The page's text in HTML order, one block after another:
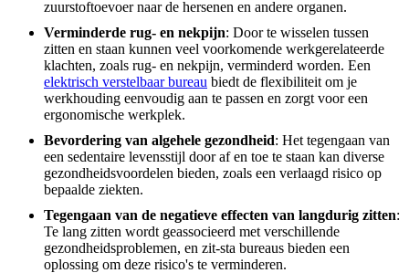
zuurstoftoevoer naar de hersenen en andere organen.
Verminderde rug- en nekpijn: Door te wisselen tussen
zitten en staan kunnen veel voorkomende werkgerelateerde
klachten, zoals rug- en nekpijn, verminderd worden. Een
elektrisch verstelbaar bureau biedt de flexibiliteit om je
werkhouding eenvoudig aan te passen en zorgt voor een
ergonomische werkplek.
Bevordering van algehele gezondheid: Het tegengaan van
een sedentaire levensstijl door af en toe te staan kan diverse
gezondheidsvoordelen bieden, zoals een verlaagd risico op
bepaalde ziekten.
Tegengaan van de negatieve effecten van langdurig zitten:
Te lang zitten wordt geassocieerd met verschillende
gezondheidsproblemen, en zit-sta bureaus bieden een
oplossing om deze risico's te verminderen.